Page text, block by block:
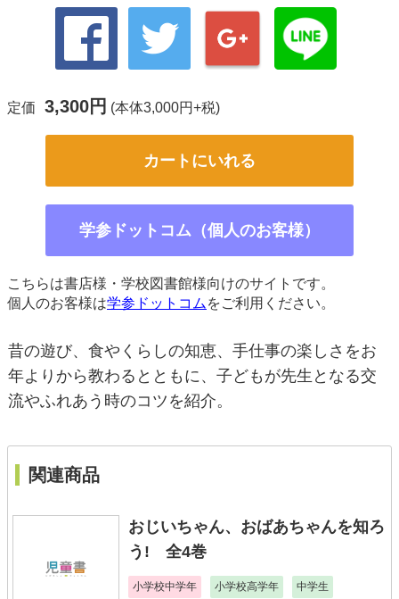
定価 3,300円 (本体3,000円+税)
カートにいれる
学参ドットコム（個人のお客様）
こちらは書店様・学校図書館様向けのサイトです。
個人のお客様は学参ドットコム をご利用ください。
昔の遊び、食やくらしの知恵、手仕事の楽しさをお
年よりから教わるとともに、子どもが先生となる交
流やふれあう時のコツを紹介。
関連商品
おじいちゃん、おばあちゃんを知ろ
う! 全4巻
小学校中学年 小学校高学年 中学生